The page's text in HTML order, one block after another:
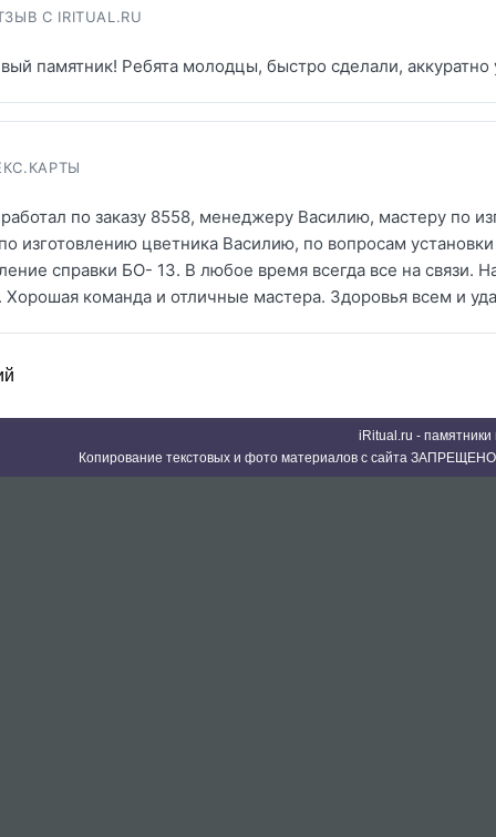
С IRITUAL.RU
памятник! Ребята молодцы, быстро сделали,
по заказу 8558, менеджеру Василию, мастеру по
изготовлению цветника Василию, по вопросам
справки БО- 13. В любое время всегда все на связи.
команда и отличные мастера. Здоровья всем и
iRitual.ru -
Копирование текстовых и фото материалов с сайта